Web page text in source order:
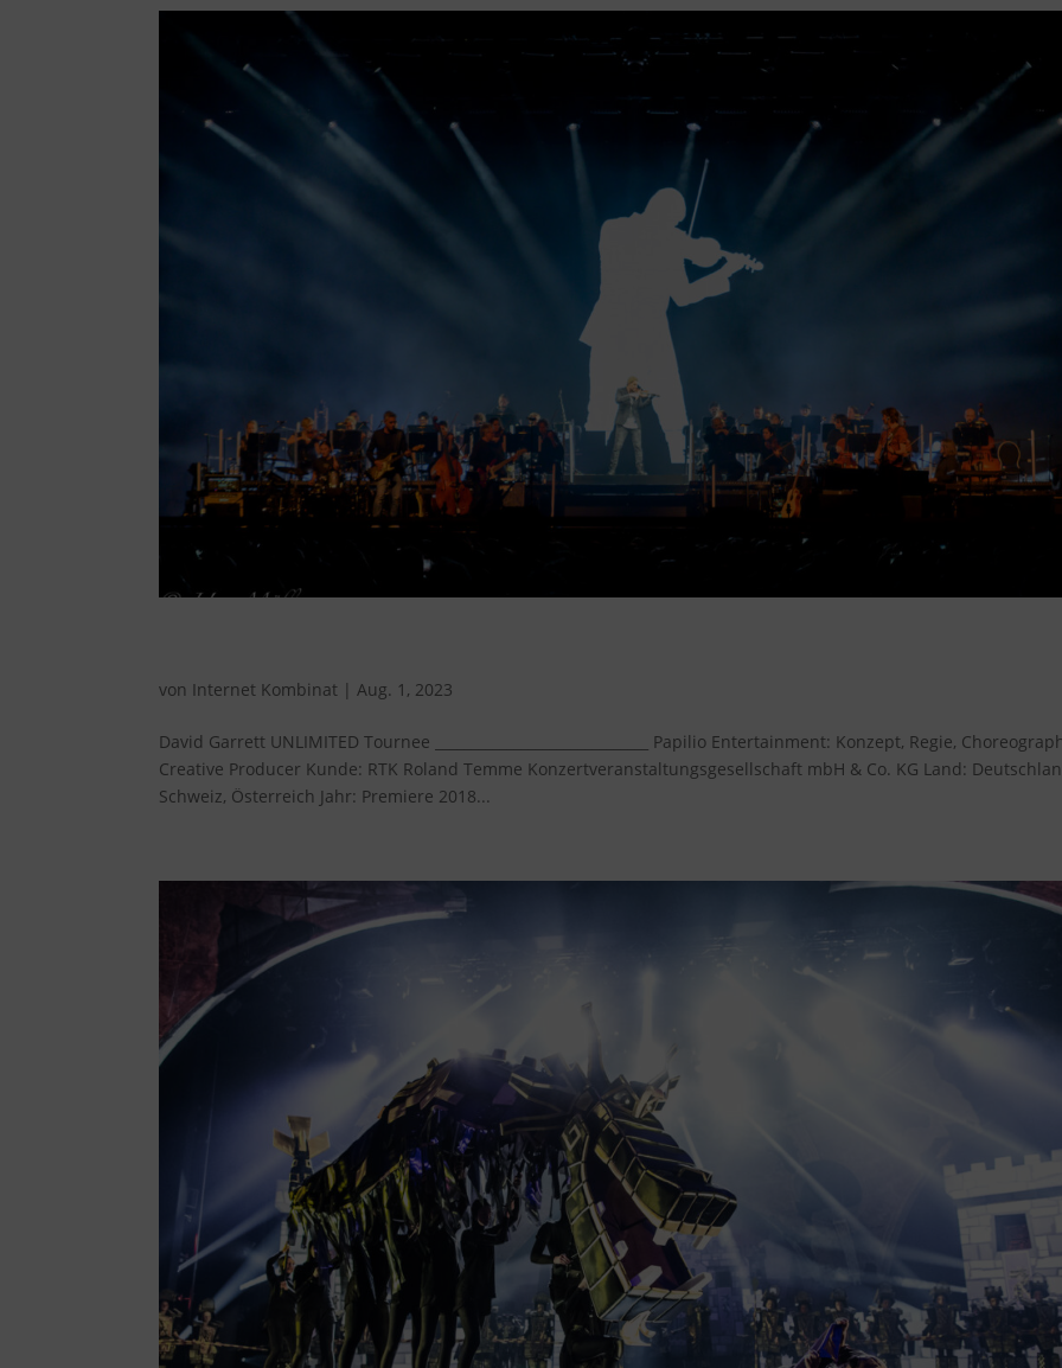
von Internet Kombinat |Aug. 1, 2023
David Garrett UNLIMITED Tournee ______________________________ Papilio Entertainment: Konzept, Regie,
Creative Producer Kunde: RTK Roland Temme Konzertveranstaltungsgesellschaft mbH & Co. KG Land:
Schweiz, Österreich Jahr: Premiere 2018...